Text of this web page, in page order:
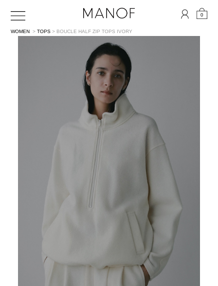
0
WOMEN >TOPS > BOUCLE HALF ZIP TOPS IVORY